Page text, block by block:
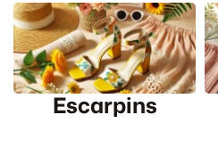
Sneakers rétro: Inspirées des
90, ces baskets arborent des
sobres, offrant une touche
Tennis en daim: Le daim fait
une texture douce et un aspect
Escarpins